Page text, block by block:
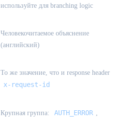
используйте для branching logic
Человекочитаемое объяснение
(английский)
То же значение, что и response header
x-request-id
Крупная группа: AUTH_ERROR